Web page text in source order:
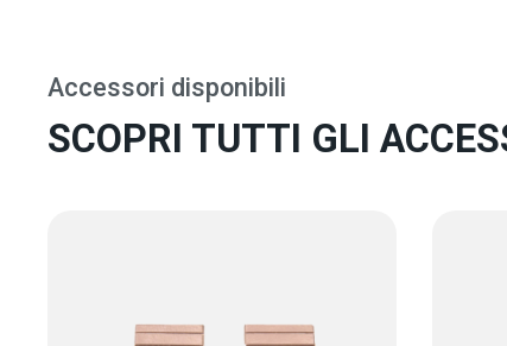
Accessori disponibili
SCOPRI TUTTI GLI